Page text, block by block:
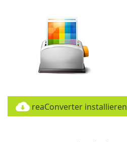
reaConverter installieren